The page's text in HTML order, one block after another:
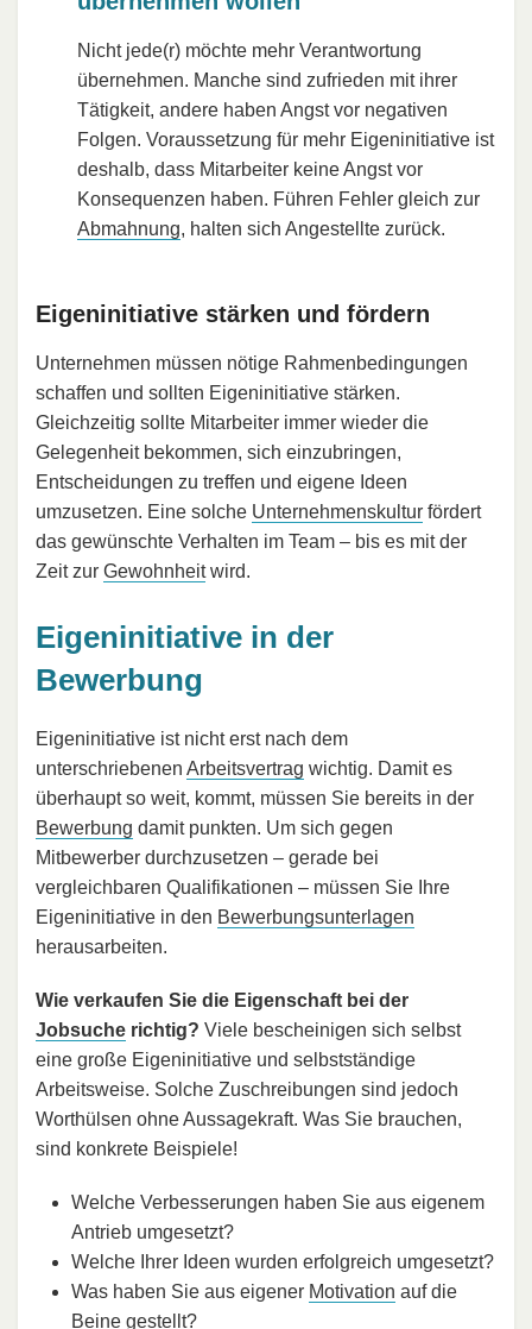
Nicht jede(r) möchte mehr Verantwortung
übernehmen. Manche sind zufrieden mit ihrer
Tätigkeit, andere haben Angst vor negativen
Folgen. Voraussetzung für mehr Eigeninitiative ist
deshalb, dass Mitarbeiter keine Angst vor
Konsequenzen haben. Führen Fehler gleich zur
Abmahnung, halten sich Angestellte zurück.
Eigeninitiative stärken und fördern
Unternehmen müssen nötige Rahmenbedingungen
schaffen und sollten Eigeninitiative stärken.
Gleichzeitig sollte Mitarbeiter immer wieder die
Gelegenheit bekommen, sich einzubringen,
Entscheidungen zu treffen und eigene Ideen
umzusetzen. Eine solche Unternehmenskultur fördert
das gewünschte Verhalten im Team – bis es mit der
Zeit zur Gewohnheitwird.
Eigeninitiative in der
Bewerbung
Eigeninitiative ist nicht erst nach dem
unterschriebenen Arbeitsvertrag wichtig. Damit es
überhaupt so weit, kommt, müssen Sie bereits in der
Bewerbung damit punkten. Um sich gegen
Mitbewerber durchzusetzen – gerade bei
vergleichbaren Qualifikationen – müssen Sie Ihre
Eigeninitiative in den Bewerbungsunterlagen
herausarbeiten.
Wie verkaufen Sie die Eigenschaft bei der
Jobsuche richtig? Viele bescheinigen sich selbst
eine große Eigeninitiative und selbstständige
Arbeitsweise. Solche Zuschreibungen sind jedoch
Worthülsen ohne Aussagekraft. Was Sie brauchen,
sind konkrete Beispiele!
Welche Verbesserungen haben Sie aus eigenem
Antrieb umgesetzt?
Welche Ihrer Ideen wurden erfolgreich umgesetzt?
Was haben Sie aus eigener Motivation auf die
Beine gestellt?